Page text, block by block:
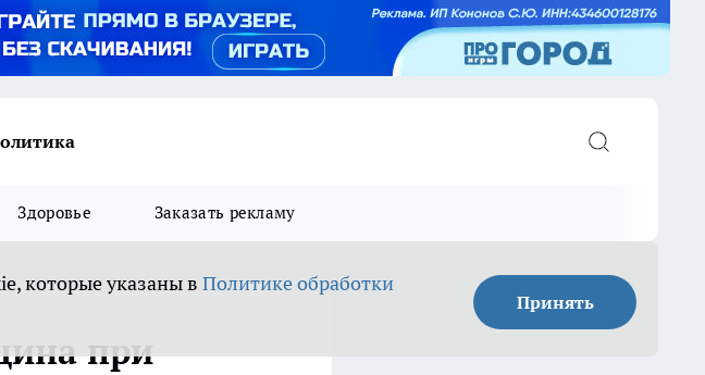
Здоровье Заказать рекламу
которые указаны в Политике обработки
Принять
при